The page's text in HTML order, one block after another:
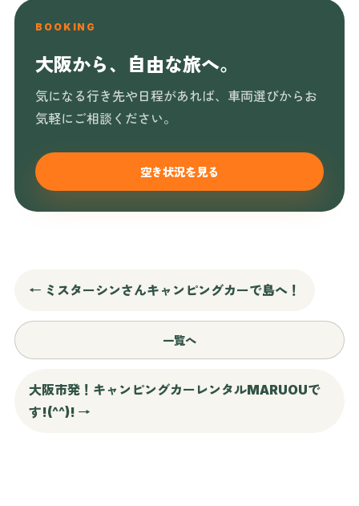
BOOKING
大阪から、自由な旅へ。
気になる行き先や日程があれば、車両選びからお
気軽にご相談ください。
空き状況を見る
← ミスターシンさんキャンピングカーで島へ！
一覧へ
大阪市発！キャンピングカーレンタルMARUOUで
す!(^^)! →